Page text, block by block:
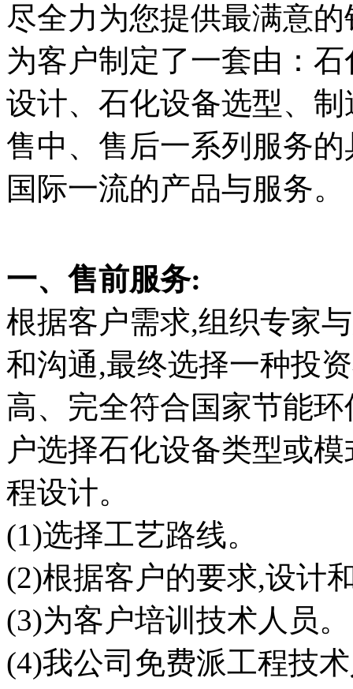
尽全力为您提供最满意
为客户制定了一套由：
设计、石化设备选型、
售中、售后一系列服务
国际一流的产品与服
一、售前服务:
根据客户需求,组织专家
和沟通,最终选择一种投
高、完全符合国家节能
户选择石化设备类型或
程设计。
(1)选择工艺路线。
(2)根据客户的要求,设计
(3)为客户培训技术人员。
(4)我公司免费派工程技